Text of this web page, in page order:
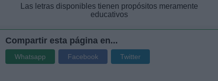
Las letras disponibles tienen propósitos meramente
educativos
Compartir esta página en...
Whatsapp Facebook Twitter